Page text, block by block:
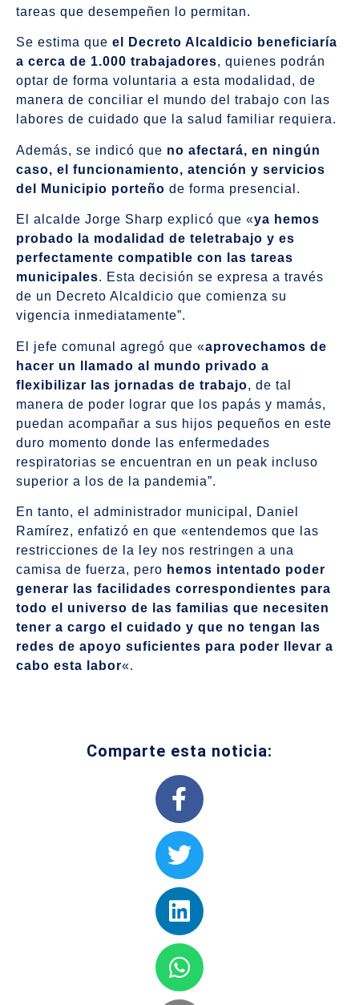
tareas que desempeñen lo permitan.
Se estima que el Decreto Alcaldicio beneficiaría
a cerca de 1.000 trabajadores, quienes podrán
optar de forma voluntaria a esta modalidad, de
manera de conciliar el mundo del trabajo con las
labores de cuidado que la salud familiar requiera.
Además, se indicó que no afectará, en ningún
caso, el funcionamiento, atención y servicios
del Municipio porteño de forma presencial.
El alcalde Jorge Sharp explicó que «ya hemos
probado la modalidad de teletrabajo y es
perfectamente compatible con las tareas
municipales. Esta decisión se expresa a través
de un Decreto Alcaldicio que comienza su
vigencia inmediatamente”.
El jefe comunal agregó que «aprovechamos de
hacer un llamado al mundo privado a
flexibilizar las jornadas de trabajo, de tal
manera de poder lograr que los papás y mamás,
puedan acompañar a sus hijos pequeños en este
duro momento donde las enfermedades
respiratorias se encuentran en un peak incluso
superior a los de la pandemia”.
En tanto, el administrador municipal, Daniel
Ramírez, enfatizó en que «entendemos que las
restricciones de la ley nos restringen a una
camisa de fuerza, pero hemos intentado poder
generar las facilidades correspondientes para
todo el universo de las familias que necesiten
tener a cargo el cuidado y que no tengan las
redes de apoyo suficientes para poder llevar a
cabo esta labor«.
Comparte esta noticia: